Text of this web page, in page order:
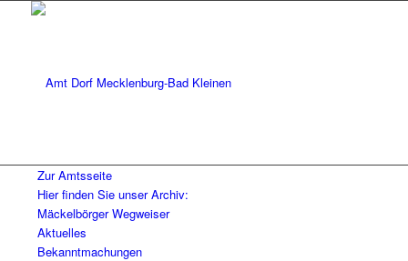
Zur Amtsseite
Hier finden Sie unser Archiv:
Mäckelbörger Wegweiser
Aktuelles
Bekanntmachungen